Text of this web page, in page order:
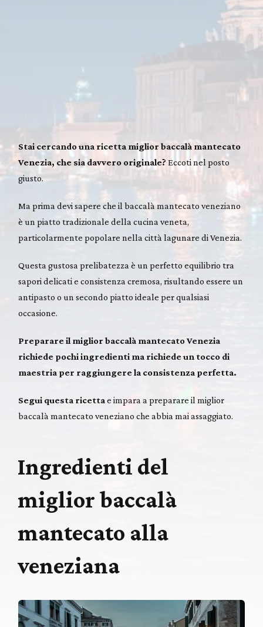
Stai cercando una ricetta miglior baccalà mantecato
Venezia, che sia davvero originale? Eccoti nel posto
giusto.
Ma prima devi sapere che il baccalà mantecato veneziano
è un piatto tradizionale della cucina veneta,
particolarmente popolare nella città lagunare di Venezia.
Questa gustosa prelibatezza è un perfetto equilibrio tra
sapori delicati e consistenza cremosa, risultando essere un
antipasto o un secondo piatto ideale per qualsiasi
occasione.
Preparare il miglior baccalà mantecato Venezia
richiede pochi ingredienti ma richiede un tocco di
maestria per raggiungere la consistenza perfetta.
Segui questa ricetta e impara a preparare il miglior
baccalà mantecato veneziano che abbia mai assaggiato.
Ingredienti del
miglior baccalà
mantecato alla
veneziana